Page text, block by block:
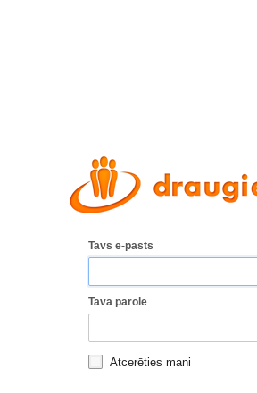
Tavs e-pasts
Tava parole
Atcerēties mani